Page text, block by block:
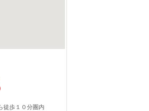
徒歩１０分圏内